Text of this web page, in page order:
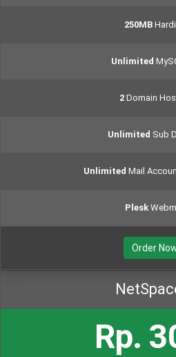
250MB
Unlimited
2Domain
Unlimited Sub
Unlimited Mail
Plesk
Order
Rp.